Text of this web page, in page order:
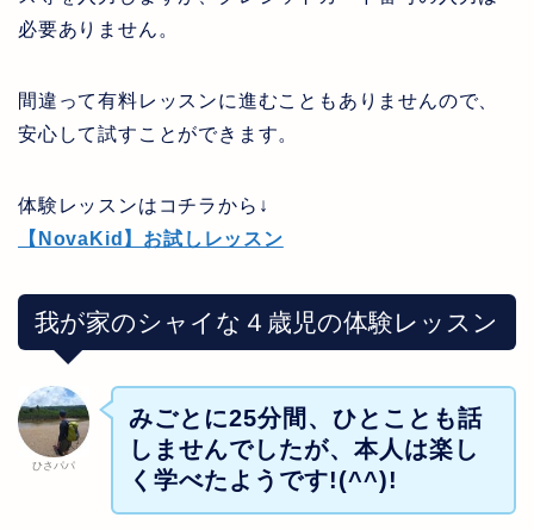
必要ありません。
間違って有料レッスンに進むこともありませんので、
安心して試すことができます。
体験レッスンはコチラから↓
【NovaKid】お試しレッスン
我が家のシャイな４歳児の体験レッスン
ひさパパ
みごとに25分間、ひとことも話
しませんでしたが、本人は楽し
く学べたようです!(^^)!